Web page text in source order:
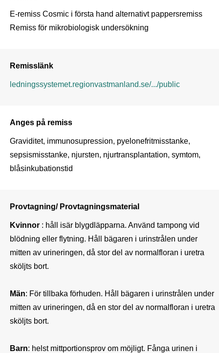
E-remiss Cosmic i första hand alternativt pappersremiss
Remiss för mikrobiologisk undersökning
Remisslänk
ledningssystemet.regionvastmanland.se/.../public
Anges på remiss
Graviditet, immunosupression, pyelonefritmisstanke,
sepsismisstanke, njursten, njurtransplantation, symtom,
blåsinkubationstid
Provtagning/ Provtagningsmaterial
Kvinnor : håll isär blygdläpparna. Använd tampong vid
blödning eller flytning. Håll bägaren i urinstrålen under
mitten av urineringen, då stor del av normalfloran i uretra
sköljts bort.
Män: För tillbaka förhuden. Håll bägaren i urinstrålen under
mitten av urineringen, då en stor del av normalfloran i uretra
sköljts bort.
Barn: helst mittportionsprov om möjligt. Fånga urinen i